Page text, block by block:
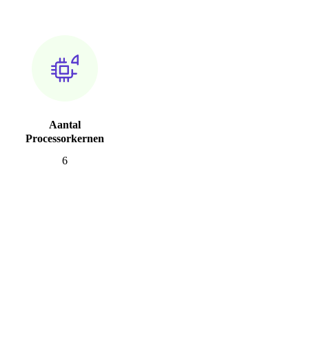
Aantal
Processorkernen
6